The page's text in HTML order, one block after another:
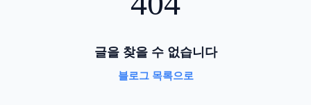
글을 찾을 수 없습니다
블로그 목록으로